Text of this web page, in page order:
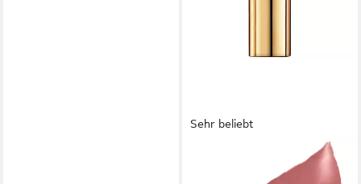
Sehr beliebt
Lippenstift COLOR RICHE,